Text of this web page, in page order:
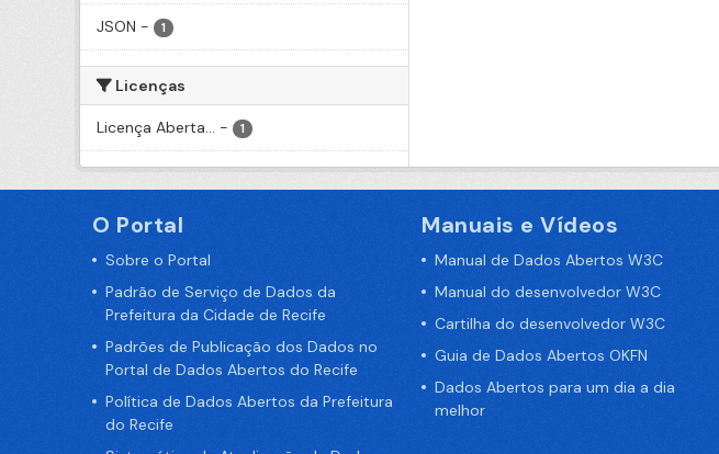
JSON - 1
Licenças
Licença Aberta... - 1
O Portal
Sobre o Portal
Padrão de Serviço de Dados da
Prefeitura da Cidade de Recife
Padrões de Publicação dos Dados no
Portal de Dados Abertos do Recife
Política de Dados Abertos da Prefeitura
do Recife
Manuais e Vídeos
Manual de Dados Abertos W3C
Manual do desenvolvedor W3C
Cartilha do desenvolvedor W3C
Guia de Dados Abertos OKFN
Dados Abertos para um dia a dia
melhor